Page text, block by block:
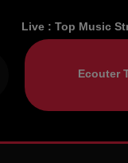
Live :Top Music